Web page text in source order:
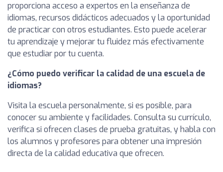
proporciona acceso a expertos en la enseñanza de
idiomas, recursos didácticos adecuados y la oportunidad
de practicar con otros estudiantes. Esto puede acelerar
tu aprendizaje y mejorar tu fluidez más efectivamente
que estudiar por tu cuenta.
¿Cómo puedo verificar la calidad de una escuela de
idiomas?
Visita la escuela personalmente, si es posible, para
conocer su ambiente y facilidades. Consulta su currículo,
verifica si ofrecen clases de prueba gratuitas, y habla con
los alumnos y profesores para obtener una impresión
directa de la calidad educativa que ofrecen.